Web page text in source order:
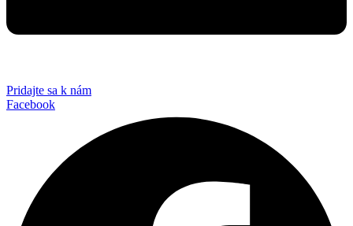
Pridajte sa k nám
Facebook